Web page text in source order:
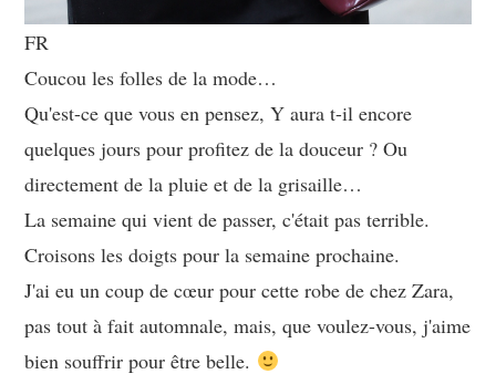
FR
Coucou les folles de la mode…
Qu'est-ce que vous en pensez, Y aura t-il encore
quelques jours pour profitez de la douceur ? Ou
directement de la pluie et de la grisaille…
La semaine qui vient de passer, c'était pas terrible.
Croisons les doigts pour la semaine prochaine.
J'ai eu un coup de cœur pour cette robe de chez Zara,
pas tout à fait automnale, mais, que voulez-vous, j'aime
bien souffrir pour être belle.